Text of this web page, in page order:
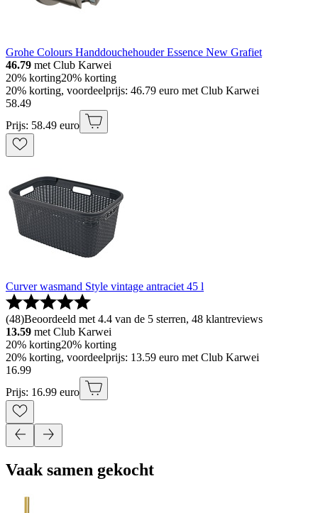
Grohe Colours Handdouchehouder Essence New Grafiet
46.79 met Club Karwei
20% korting20% korting
20% korting, voordeelprijs: 46.79 euro met Club Karwei
58.49
Prijs: 58.49 euro
Curver wasmand Style vintage antraciet 45 l
(48)Beoordeeld met 4.4 van de 5 sterren, 48 klantreviews
13.59 met Club Karwei
20% korting20% korting
20% korting, voordeelprijs: 13.59 euro met Club Karwei
16.99
Prijs: 16.99 euro
Vaak samen gekocht